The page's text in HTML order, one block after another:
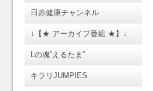
日赤健康チャンネル
↓【★ アーカイブ番組 ★】↓
Lの魂”えるたま”
キラリJUMPIES